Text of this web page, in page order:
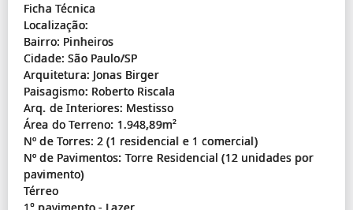
Ficha Técnica
Localização:
Bairro: Pinheiros
Cidade: São Paulo/SP
Arquitetura: Jonas Birger
Paisagismo: Roberto Riscala
Arq. de Interiores: Mestisso
Área do Terreno: 1.948,89m²
Nº de Torres: 2 (1 residencial e 1 comercial)
Nº de Pavimentos: Torre Residencial (12 unidades por
pavimento)
Térreo